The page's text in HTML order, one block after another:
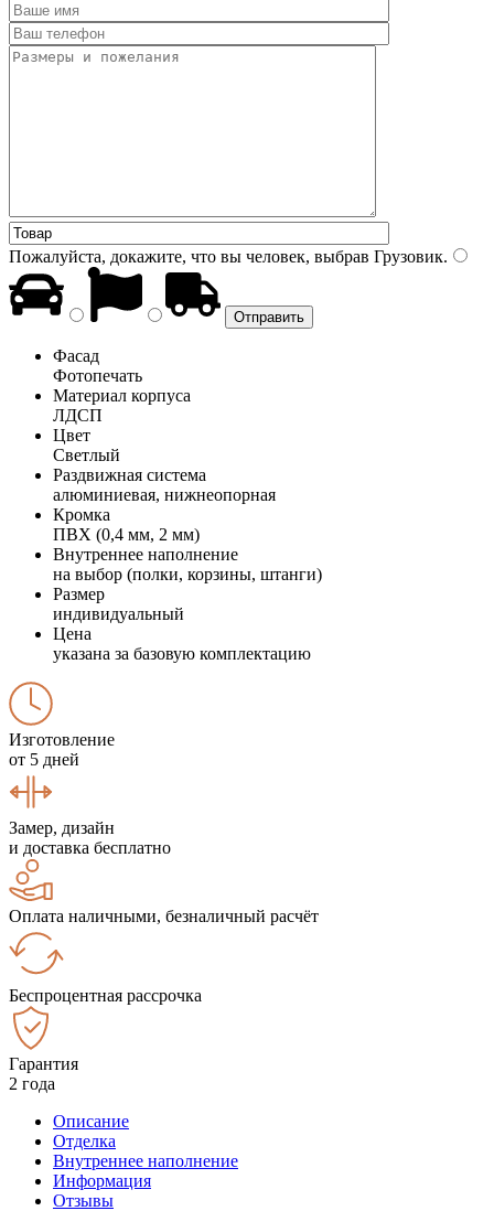
Пожалуйста, докажите, что вы человек, выбрав Грузовик.
Фасад
Фотопечать
Материал корпуса
ЛДСП
Цвет
Светлый
Раздвижная система
алюминиевая, нижнеопорная
Кромка
ПВХ (0,4 мм, 2 мм)
Внутреннее наполнение
на выбор (полки, корзины, штанги)
Размер
индивидуальный
Цена
указана за базовую комплектацию
Изготовление
от 5 дней
Замер, дизайн
и доставка бесплатно
Оплата наличными, безналичный расчёт
Беспроцентная рассрочка
Гарантия
2 года
Описание
Отделка
Внутреннее наполнение
Информация
Отзывы